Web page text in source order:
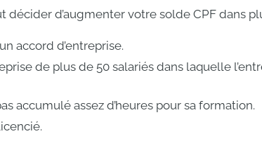
décider d’augmenter votre solde CPF dans
accord d’entreprise.
de plus de 50 salariés dans laquelle
accumulé assez d’heures pour sa formation.